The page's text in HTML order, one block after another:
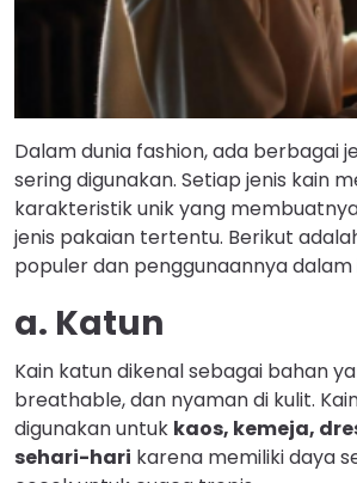
Dalam dunia fashion, ada berbagai
sering digunakan. Setiap jenis kain
karakteristik unik yang
jenis pakaian tertentu. Berikut
populer dan penggunaannya dalam
a. Katun
Kain katun dikenal sebagai bahan
breathable, dan nyaman di kulit.
digunakan untuk kaos, kemeja,
sehari-hari karena memiliki daya